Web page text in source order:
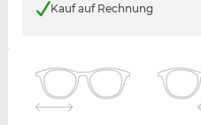
Kauf auf Rechnung